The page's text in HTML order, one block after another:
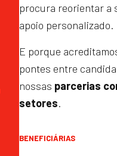
procura reorientar a
apoio personalizado.
E porque
pontes entre
nossas parcerias
setores.
BENEFICIÁRIAS